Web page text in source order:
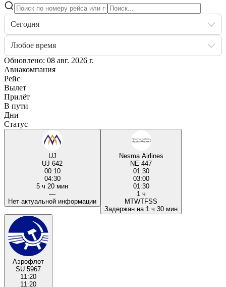
Сегодня
Любое время
Обновлено: 08 авг. 2026 г.
Авиакомпания
Рейс
Вылет
Прилёт
В пути
Дни
Статус
UJ
UJ 642
00:10
04:30
5 ч 20 мин
—
Нет актуальной информации
Nesma Airlines
NE 447
01:30
03:00
01:30
1 ч
MTWTFSS
Задержан на 1 ч 30 мин
Аэрофлот
SU 5967
11:20
11:20